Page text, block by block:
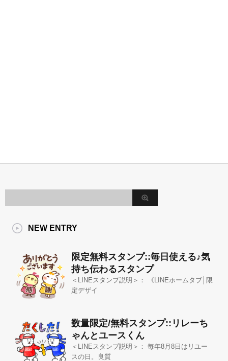
NEW ENTRY
限定無料スタンプ::毎日使える♪気
持ち伝わるスタンプ
＜LINEスタンプ説明＞： 《LINEホームタブ│限
定デザイ
数量限定/無料スタンプ::リレーち
ゃんとユースくん
＜LINEスタンプ説明＞： 毎年8月8日はリユー
スの日。良質